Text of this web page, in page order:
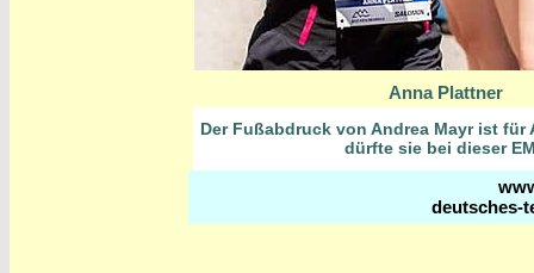
Anna Plattner
Der Fußabdruck von Andrea Mayr ist
dürfte sie bei dieser
deutsches-